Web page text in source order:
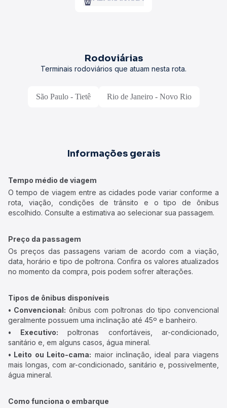
Rodoviárias
Terminais rodoviários que atuam nesta rota.
São Paulo - Tietê Rio de Janeiro - Novo Rio
Informações gerais
Tempo médio de viagem
O tempo de viagem entre as cidades pode variar conforme a
rota, viação, condições de trânsito e o tipo de ônibus
escolhido. Consulte a estimativa ao selecionar sua passagem.
Preço da passagem
Os preços das passagens variam de acordo com a viação,
data, horário e tipo de poltrona. Confira os valores atualizados
no momento da compra, pois podem sofrer alterações.
Tipos de ônibus disponíveis
• Convencional: ônibus com poltronas do tipo convencional
geralmente possuem uma inclinação até 45º e banheiro.
• Executivo: poltronas confortáveis, ar-condicionado,
sanitário e, em alguns casos, água mineral.
• Leito ou Leito-cama: maior inclinação, ideal para viagens
mais longas, com ar-condicionado, sanitário e, possivelmente,
água mineral.
Como funciona o embarque